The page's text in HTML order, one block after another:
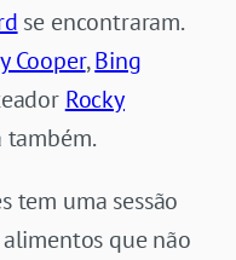
se encontraram.
Cooper,Bing
Rocky
também.
tem uma sessão
que não